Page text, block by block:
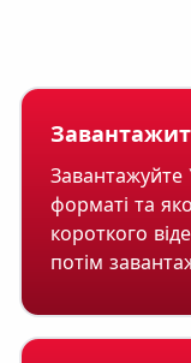
форматі та
короткого
потім